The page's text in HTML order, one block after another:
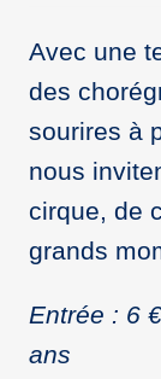
Avec une
des
sourires à
nous
cirque, de
grands
Entrée : 6
ans